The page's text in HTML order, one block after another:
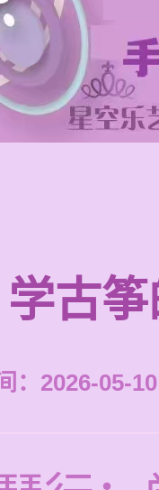
学古
：2026-05-